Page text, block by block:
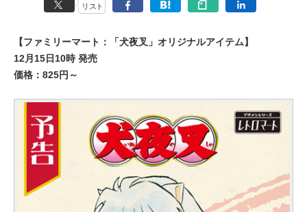
リスト
【ファミリーマート：「犬夜叉」オリジナルアイテム】
12月15日10時 発売
価格：825円～